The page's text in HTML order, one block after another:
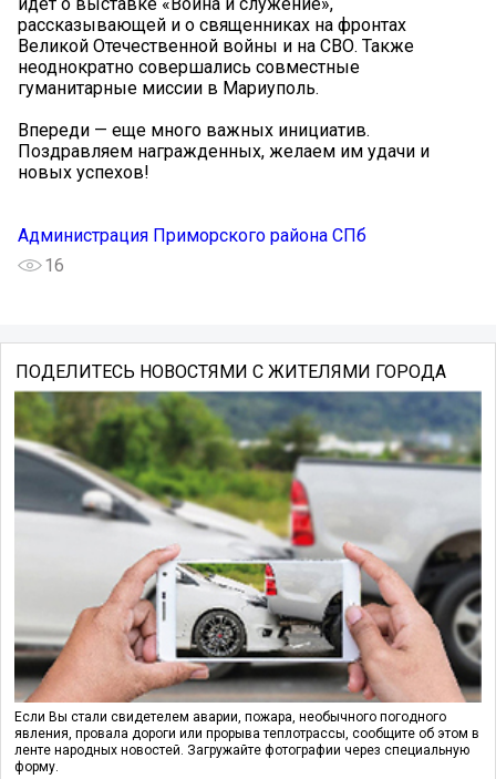
идет о выставке «Война и служение»,
рассказывающей и о священниках на фронтах
Великой Отечественной войны и на СВО. Также
неоднократно совершались совместные
гуманитарные миссии в Мариуполь.
Впереди — еще много важных инициатив.
Поздравляем награжденных, желаем им удачи и
новых успехов!
Администрация Приморского района СПб
16
ПОДЕЛИТЕСЬ НОВОСТЯМИ С ЖИТЕЛЯМИ ГОРОДА
Если Вы стали свидетелем аварии, пожара, необычного погодного
явления, провала дороги или прорыва теплотрассы, сообщите об этом в
ленте народных новостей. Загружайте фотографии через специальную
форму.